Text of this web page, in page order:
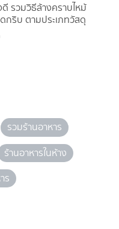
รวมวิธีล้างคราบไหม้
กริบ ตามประเภทวัสดุ
รวมร้านอาหาร
ร้านอาหารในห้าง
ร